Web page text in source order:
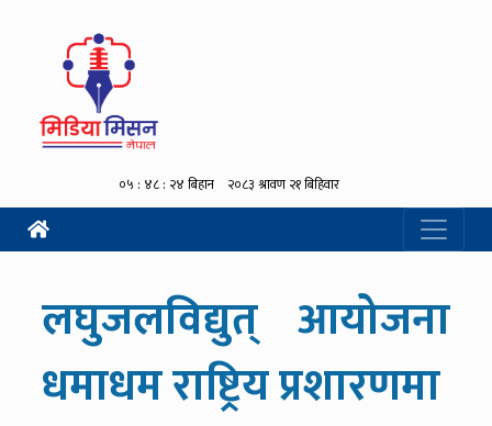
लघुजलविद्युत् आयोजना
धमाधम राष्ट्रिय प्रशारणमा